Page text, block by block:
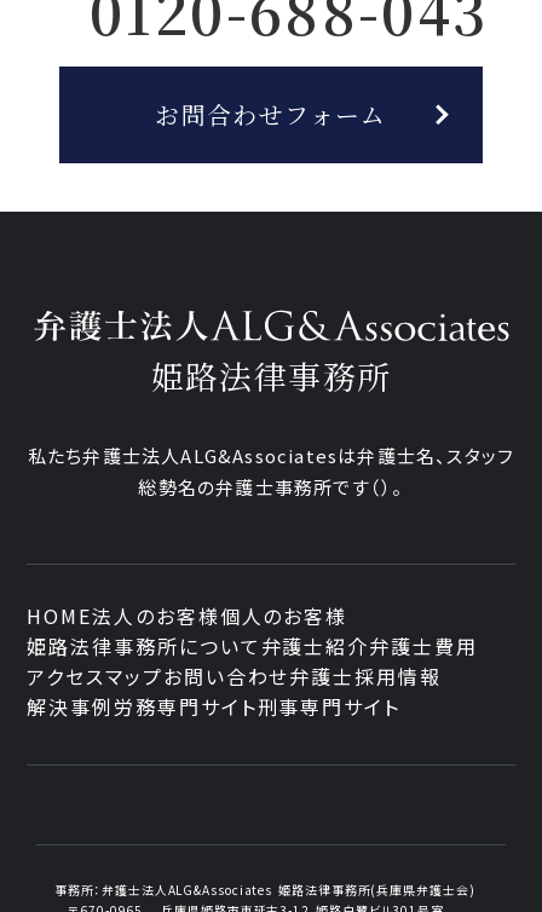
お問合わせフォーム
姫路法律事務所
私たち弁護士法人ALG&Associatesは弁護士名、スタッフ
総勢名の弁護士事務所です（）。
HOME法人のお客様個人のお客様
姫路法律事務所について 弁護士紹介弁護士費用
アクセスマップお問い合わせ弁護士採用情報
解決事例労務専門サイト刑事専門サイト
事務所：弁護士法人ALG&Associates 姫路法律事務所(兵庫県弁護士会)